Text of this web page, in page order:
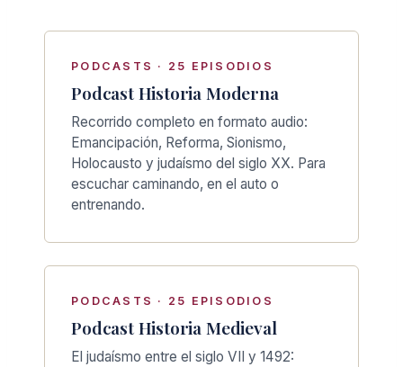
PODCASTS · 25 EPISODIOS
Podcast Historia Moderna
Recorrido completo en formato audio:
Emancipación, Reforma, Sionismo,
Holocausto y judaísmo del siglo XX. Para
escuchar caminando, en el auto o
entrenando.
PODCASTS · 25 EPISODIOS
Podcast Historia Medieval
El judaísmo entre el siglo VII y 1492: